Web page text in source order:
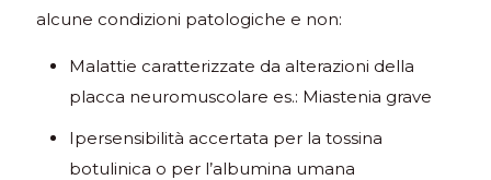
alcune condizioni patologiche e non:
Malattie caratterizzate da alterazioni della
placca neuromuscolare es.: Miastenia grave
Ipersensibilità accertata per la tossina
botulinica o per l’albumina umana